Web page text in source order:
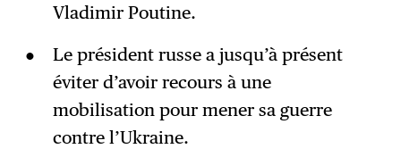
Vladimir Poutine.
Le président russe a jusqu’à présent
éviter d’avoir recours à une
mobilisation pour mener sa guerre
contre l’Ukraine.